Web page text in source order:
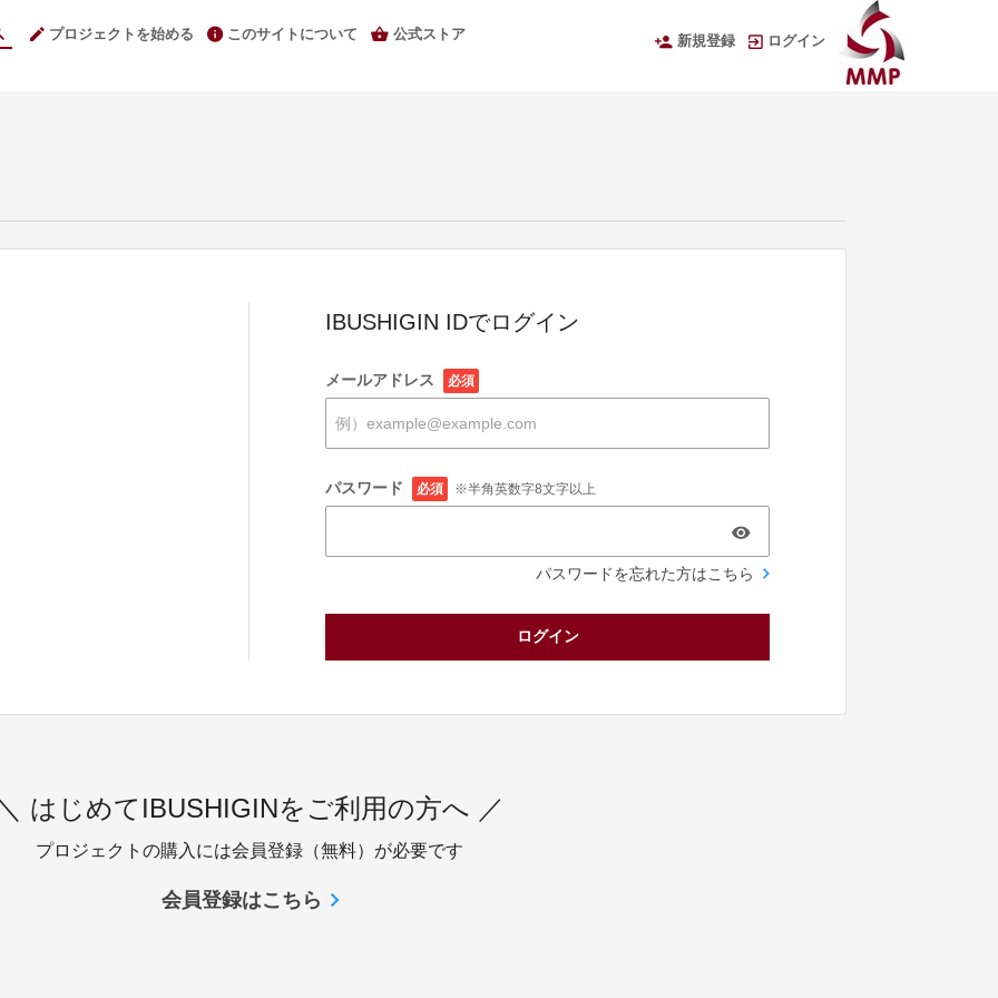
プロジェクトを始める このサイトについて 公式ストア 新規登録 ログイン
IBUSHIGIN IDでログイン
メールアドレス 必須
パスワード 必須 ※半角英数字8文字以上
パスワードを忘れた方はこちら
ログイン
はじめてIBUSHIGINをご利用の方へ ／
プロジェクトの購入には会員登録（無料）が必要です
会員登録はこちら